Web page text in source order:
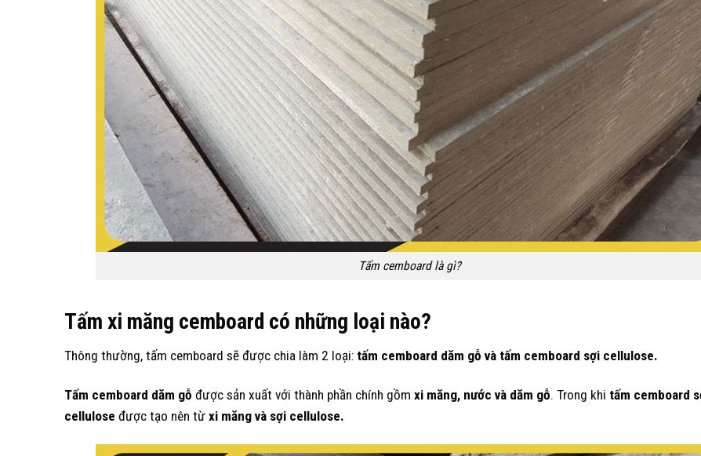
Tấm cemboard là gì?
Tấm xi măng cemboard có những loại nào?
Thông thường, tấm cemboard sẽ được chia làm 2 loại: tấm cemboard dăm gỗ và tấm cemboard sợi cellulose.
Tấm cemboard dăm gỗ được sản xuất với thành phần chính gồm xi măng, nước và dăm gỗ. Trong khi tấm cemboard
cellulose được tạo nên từ xi măng và sợi cellulose.